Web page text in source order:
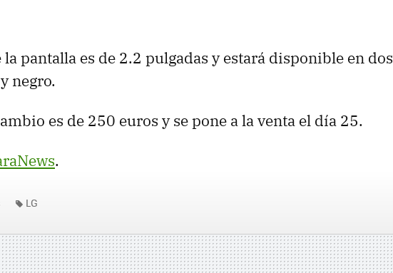
la pantalla es de 2.2 pulgadas y estará disponible en dos
negro.
es de 250 euros y se pone a la venta el día 25.
.
LG